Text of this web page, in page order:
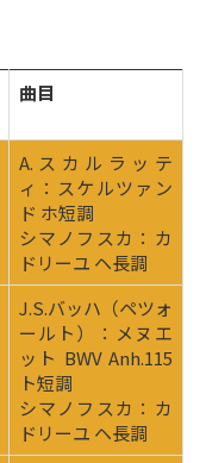
曲目
A.スカルラッテ
ィ：スケルツァン
ド ホ短調
シマノフスカ：カ
ドリーユ ヘ長調
J.S.バッハ（ペツォ
ールト）：メヌエ
ット BWV Anh.115
ト短調
シマノフスカ：カ
ドリーユ ヘ長調